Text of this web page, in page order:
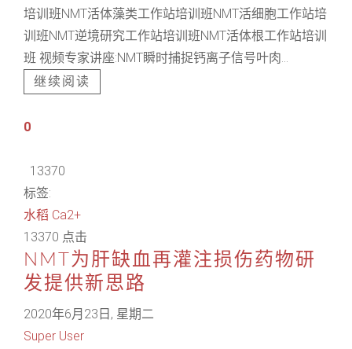
培训班NMT活体藻类工作站培训班NMT活细胞工作站培
训班NMT逆境研究工作站培训班NMT活体根工作站培训
班 视频专家讲座:NMT瞬时捕捉钙离子信号叶肉...
继续阅读
0
13370
标签:
水稻 Ca2+
13370 点击
NMT为肝缺血再灌注损伤药物研
发提供新思路
2020年6月23日, 星期二
Super User